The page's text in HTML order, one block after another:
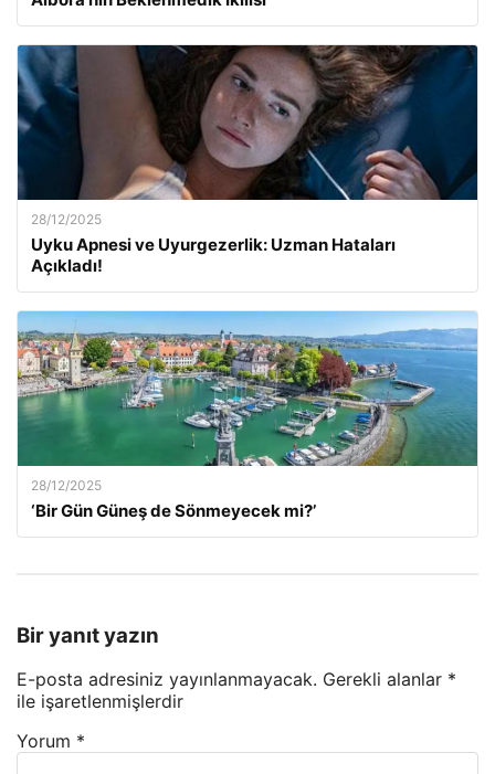
28/12/2025
Uyku Apnesi ve Uyurgezerlik: Uzman Hataları
Açıkladı!
28/12/2025
‘Bir Gün Güneş de Sönmeyecek mi?’
Bir yanıt yazın
E-posta adresiniz yayınlanmayacak. Gerekli alanlar *
ile işaretlenmişlerdir
Yorum *